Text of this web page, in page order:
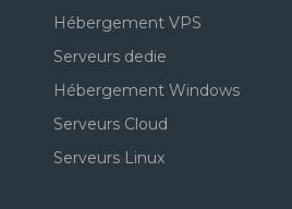
Hébergement VPS
Serveurs dedie
Hébergement Windows
Serveurs Cloud
Serveurs Linux